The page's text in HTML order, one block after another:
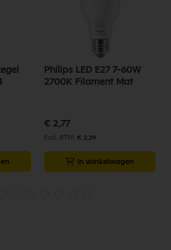
Philips LED E27 7-60W
2700K Filament Mat
€ 2,77
€ 2,29
In winkelwagen